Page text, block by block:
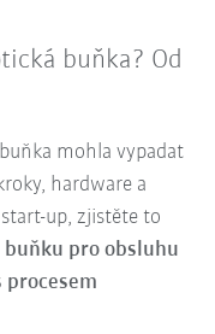
buňka? Od
mohla vypadat
hardware a
up, zjistěte to
pro obsluhu
procesem